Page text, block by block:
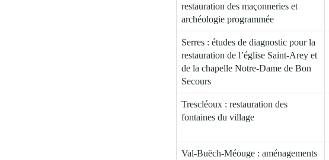
restauration des maçonneries et
archéologie programmée
Serres : études de diagnostic pour la
restauration de l’église Saint-Arey et
de la chapelle Notre-Dame de Bon
Secours
Trescléoux : restauration des
fontaines du village
Val-Buëch-Méouge : aménagements